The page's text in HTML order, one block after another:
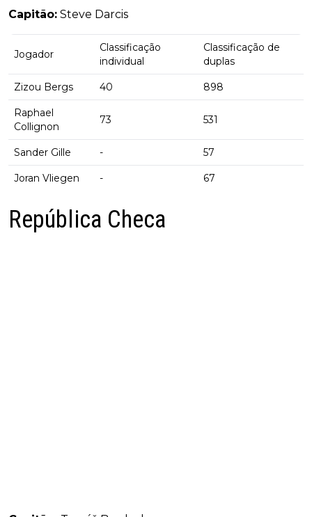
Capitão: Steve Darcis
Jogador
Classificação
individual
Classificação de
duplas
Zizou Bergs 40 898
Raphael
Collignon
73 531
Sander Gille - 57
Joran Vliegen - 67
República Checa